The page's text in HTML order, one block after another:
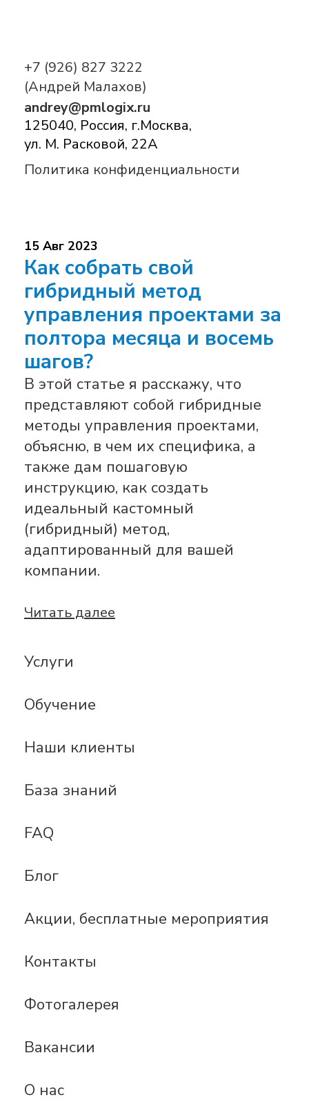
+7 (926) 827 3222
(Андрей Малахов)
andrey@pmlogix.ru
125040, Россия, г.Москва,
ул. М. Расковой, 22А
Политика конфиденциальности
Услуги
Обучение
Наши клиенты
База знаний
FAQ
Блог
Акции, бесплатные мероприятия
Контакты
Фотогалерея
Вакансии
О нас
15 Авг 2023
Как собрать свой
гибридный метод
управления проектами за
полтора месяца и восемь
шагов?
В этой статье я расскажу, что
представляют собой гибридные
методы управления проектами,
объясню, в чем их специфика, а
также дам пошаговую
инструкцию, как создать
идеальный кастомный
(гибридный) метод,
адаптированный для вашей
компании.
Читать далее